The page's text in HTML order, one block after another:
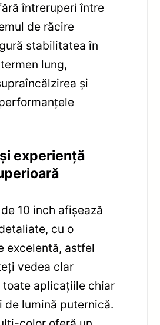
întreruperi între
de răcire
stabilitatea în
lung,
și
experiență
10 inch afișează
cu o
excelentă, astfel
vedea clar
toate aplicațiile chiar
de lumină puternică.